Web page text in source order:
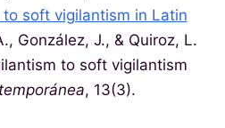
soft vigilantism in Latin
González, J., & Quiroz, L.
to soft vigilantism
, 13(3).